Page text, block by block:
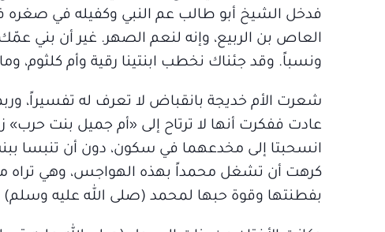
فدخل الشيخ أبو طالب عم النبي وكفيله في صغره
العاص بن الربيع، وإنه لنعم الصهر. غير أن بني
ونسباً. وقد جئناك نخطب ابنتينا رقية وأم كلثوم،
شعرت الأم خديجة بانقباض لا تعرف له تفسيراً،
عادت ففكرت أنها لا ترتاح إلى «أم جميل بنت حرب»
انسحبتا إلى مخدعهما في سكون، دون أن تنبسا
كرهت أن تشغل محمداً بهذه الهواجس، وهي تراه
بفطنتها وقوة حبها لمحمد (صلى الله عليه وسلم)